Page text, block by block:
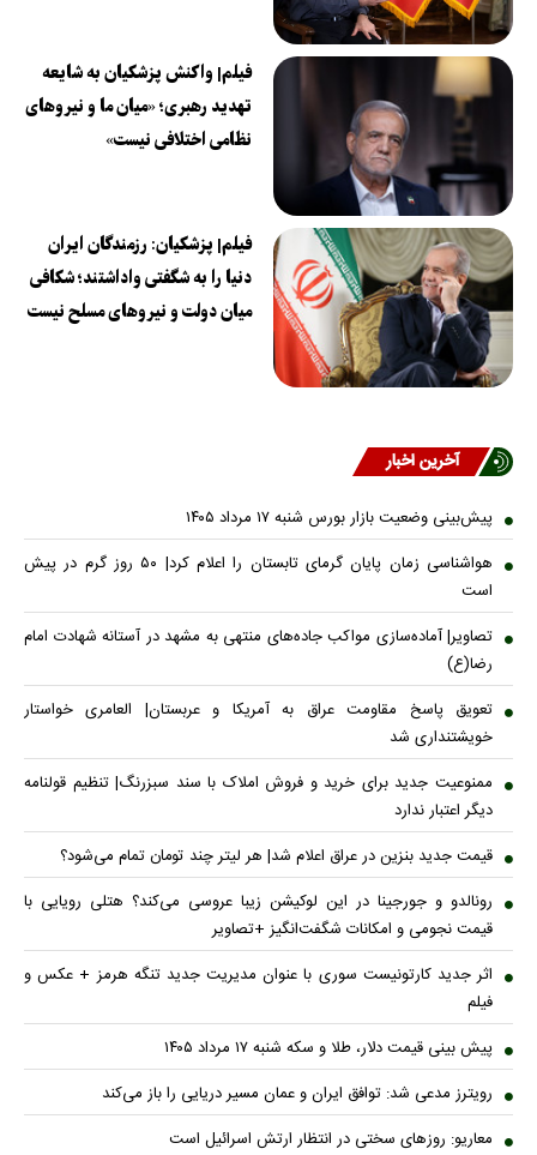
فیلم| واکنش پزشکیان به شایعه
تهدید رهبری؛ «میان ما و نیروهای
نظامی اختلافی نیست»
فیلم| پزشکیان: رزمندگان ایران
دنیا را به شگفتی واداشتند؛ شکافی
میان دولت و نیروهای مسلح نیست
آخرین اخبار
پیش‌بینی وضعیت بازار بورس شنبه ۱۷ مرداد ۱۴۰۵
هواشناسی زمان پایان گرمای تابستان را اعلام کرد| ۵۰ روز گرم در پیش
است
تصاویر| آماده‌سازی مواکب جاده‌های منتهی به مشهد در آستانه شهادت امام
رضا(ع)
تعویق پاسخ مقاومت عراق به آمریکا و عربستان| العامری خواستار
خویشتنداری شد
ممنوعیت جدید برای خرید و فروش املاک با سند سبزرنگ| تنظیم قولنامه
دیگر اعتبار ندارد
قیمت جدید بنزین در عراق اعلام شد| هر لیتر چند تومان تمام می‌شود؟
رونالدو و جورجینا در این لوکیشن زیبا عروسی می‌کند؟ هتلی رویایی با
قیمت نجومی و امکانات شگفت‌انگیز +تصاویر
اثر جدید کارتونیست سوری با عنوان مدیریت جدید تنگه هرمز + عکس و
فیلم
پیش بینی قیمت دلار، طلا و سکه شنبه ۱۷ مرداد ۱۴۰۵
رویترز مدعی شد: توافق ایران و عمان مسیر دریایی را باز می‌کند
معاریو: روزهای سختی در انتظار ارتش اسرائیل است